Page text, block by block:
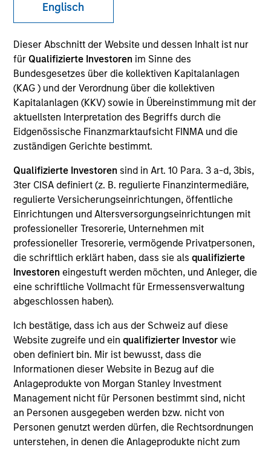
Englisch
Dieser Abschnitt der Website und dessen Inhalt ist nur
für Qualifizierte Investoren im Sinne des
Bundesgesetzes über die kollektiven Kapitalanlagen
(KAG ) und der Verordnung über die kollektiven
Kapitalanlagen (KKV) sowie in Übereinstimmung mit der
aktuellsten Interpretation des Begriffs durch die
Eidgenössische Finanzmarktaufsicht FINMA und die
zuständigen Gerichte bestimmt.
Qualifizierte Investoren sind in Art. 10 Para. 3 a-d, 3bis,
3ter CISA definiert (z. B. regulierte Finanzintermediäre,
regulierte Versicherungseinrichtungen, öffentliche
Einrichtungen und Altersversorgungseinrichtungen mit
professioneller Tresorerie, Unternehmen mit
professioneller Tresorerie, vermögende Privatpersonen,
die schriftlich erklärt haben, dass sie alsqualifizierte
Investoren eingestuft werden möchten, und Anleger, die
eine schriftliche Vollmacht für Ermessensverwaltung
abgeschlossen haben).
Ich bestätige, dass ich aus der Schweiz auf diese
Website zugreife und ein qualifizierter Investor wie
oben definiert bin. Mir ist bewusst, dass die
Informationen dieser Website in Bezug auf die
Anlageprodukte von Morgan Stanley Investment
Management nicht für Personen bestimmt sind, nicht
an Personen ausgegeben werden bzw. nicht von
Personen genutzt werden dürfen, die Rechtsordnungen
unterstehen, in denen die Anlageprodukte nicht zum
MARKETING COMMUNICATION
Explore More
Produkte
CashInvest by Morgan Stanley
Explore More
Kontakt
Overview
Expertise
We help treasury professionals and other
clients navigate the ever-evolving cash